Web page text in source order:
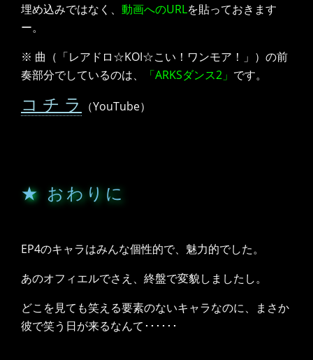
埋め込みではなく、 動画へのURLを貼っておきます
ー。
※ 曲（「レアドロ☆KOI☆こい！ワンモア！」）の前
奏部分でしているのは、
「ARKSダンス2」 です。
コ チ ラ （YouTube）
★ おわりに
EP4のキャラはみんな個性的で、魅力的でした。
あのオフィエルでさえ、終盤で変貌しましたし。
どこを見ても笑える要素のないキャラなのに、まさか
彼で笑う日が来るなんて･･････